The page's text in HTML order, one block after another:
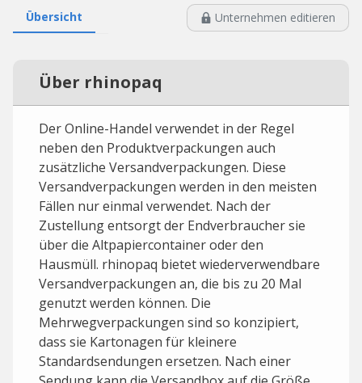
Übersicht Unternehmen editieren
Über rhinopaq
Der Online-Handel verwendet in der Regel
neben den Produktverpackungen auch
zusätzliche Versandverpackungen. Diese
Versandverpackungen werden in den meisten
Fällen nur einmal verwendet. Nach der
Zustellung entsorgt der Endverbraucher sie
über die Altpapiercontainer oder den
Hausmüll. rhinopaq bietet wiederverwendbare
Versandverpackungen an, die bis zu 20 Mal
genutzt werden können. Die
Mehrwegverpackungen sind so konzipiert,
dass sie Kartonagen für kleinere
Standardsendungen ersetzen. Nach einer